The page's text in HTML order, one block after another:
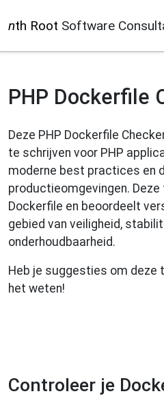
nth Root Software
PHP Dockerfile
Deze PHP Dockerfile
te schrijven voor PHP
moderne best practices en
productieomgevingen.
Dockerfile en beoordeelt
gebied van veiligheid,
onderhoudbaarheid.
Heb je suggesties om deze
het weten!
Controleer je